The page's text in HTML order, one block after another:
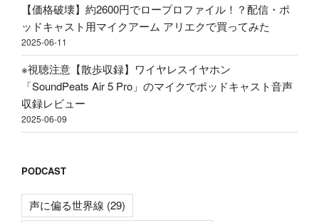
た"
の
【価格破壊】約2600円でロープロファイル！？配信・ポ
ッドキャスト用マイクアーム アリエクで買ってみた
2025-06-11
※視聴注意【散歩収録】ワイヤレスイヤホン
「SoundPeats Air 5 Pro」のマイクでポッドキャスト音声
収録レビュー
2025-06-09
PODCAST
声に偏る世界線 (29)